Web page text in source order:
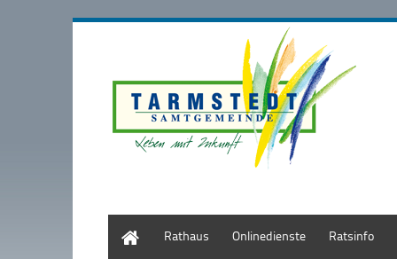
Rathaus Onlinedienste Ratsinfo